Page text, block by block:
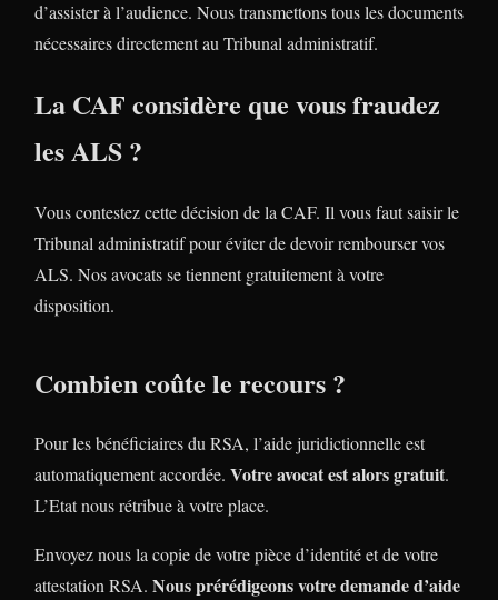
d’assister à l’audience. Nous transmettons tous les documents
nécessaires directement au Tribunal administratif.
La CAF considère que vous fraudez
les ALS ?
Vous contestez cette décision de la CAF. Il vous faut saisir le
Tribunal administratif pour éviter de devoir rembourser vos
ALS. Nos avocats se tiennent gratuitement à votre
disposition.
Combien coûte le recours ?
Pour les bénéficiaires du RSA, l’aide juridictionnelle est
automatiquement accordée. Votre avocat est alors gratuit.
L’Etat nous rétribue à votre place.
Envoyez nous la copie de votre pièce d’identité et de votre
attestation RSA. Nous prérédigeons votre demande d’aide